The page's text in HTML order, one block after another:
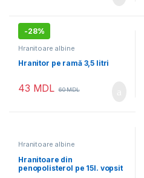
-28%
Hranitoare albine
Hranitor pe ramă 3,5 litri
43 MDL 60MDL
Hranitoare albine
Hranitoare din
penopolisterol pe 15l. vopsit